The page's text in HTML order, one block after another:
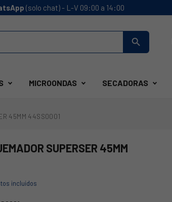
(solo chat) - L-V 09:00 a 14:00
search
MICROONDAS SECADORAS
45MM 44SS0001
SUPERSER 45MM
incluidos